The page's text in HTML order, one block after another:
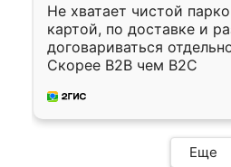
Не хватает чистой
картой, по доставке и
договариваться
Скорее B2B чем B2C
Еще